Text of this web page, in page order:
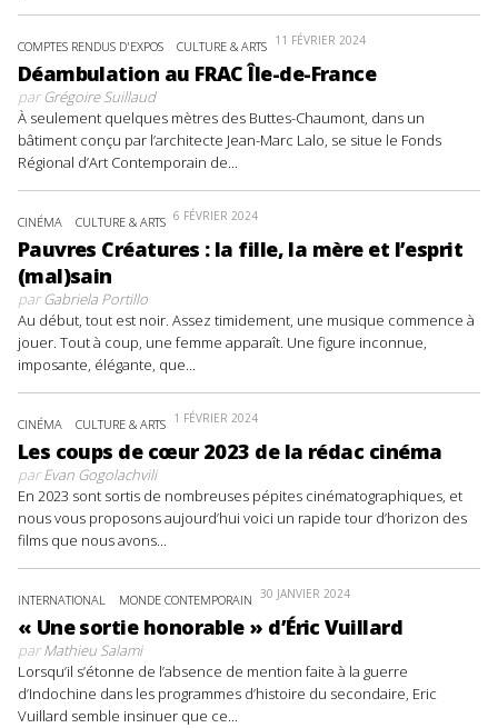
COMPTES RENDUS D'EXPOS CULTURE & ARTS 11 FÉVRIER 2024
Déambulation au FRAC Île-de-France
parGrégoire Suillaud
À seulement quelques mètres des Buttes-Chaumont, dans un
bâtiment conçu par l’architecte Jean-Marc Lalo, se situe le Fonds
Régional d’Art Contemporain de...
CINÉMA CULTURE & ARTS 6 FÉVRIER 2024
Pauvres Créatures : la fille, la mère et l’esprit
(mal)sain
parGabriela Portillo
Au début, tout est noir. Assez timidement, une musique commence à
jouer. Tout à coup, une femme apparaît. Une figure inconnue,
imposante, élégante, que...
CINÉMA CULTURE & ARTS 1 FÉVRIER 2024
Les coups de cœur 2023 de la rédac cinéma
parEvan Gogolachvili
En 2023 sont sortis de nombreuses pépites cinématographiques, et
nous vous proposons aujourd’hui voici un rapide tour d’horizon des
films que nous avons...
INTERNATIONAL MONDE CONTEMPORAIN 30 JANVIER 2024
« Une sortie honorable » d’Éric Vuillard
parMathieu Salami
Lorsqu’il s’étonne de l’absence de mention faite à la guerre
d’Indochine dans les programmes d’histoire du secondaire, Eric
Vuillard semble insinuer que ce...